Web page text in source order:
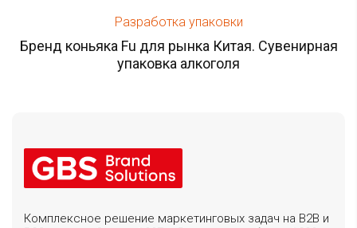
Разработка упаковки
Бренд коньяка Fu для рынка Китая. Сувенирная
упаковка алкоголя
Комплексное решение маркетинговых задач на B2B и